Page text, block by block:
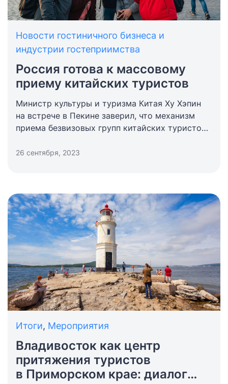
Новости гостиничного бизнеса и
индустрии гостеприимства
Россия готова к массовому
приему китайских туристов
Министр культуры и туризма Китая Ху Хэпин
на встрече в Пекине заверил, что механизм
приема безвизовых групп китайских туристов
26 сентября, 2023
Итоги, Мероприятия
Владивосток как центр
притяжения туристов
в Приморском крае: диалог